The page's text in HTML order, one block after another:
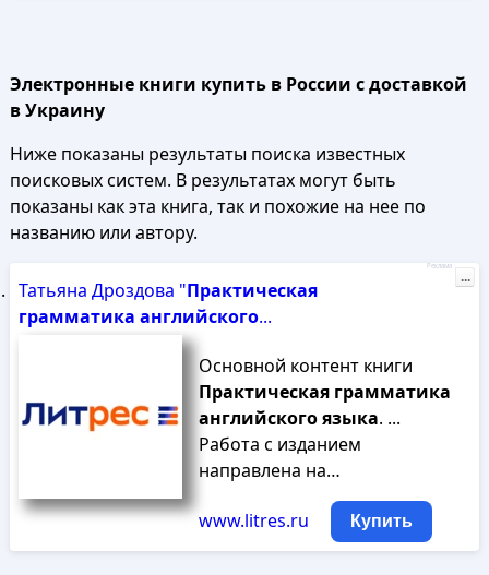
Электронные книги купить в России с доставкой
в Украину
Ниже показаны результаты поиска известных
поисковых систем. В результатах могут быть
показаны как эта книга, так и похожие на нее по
названию или автору.
Татьяна Дроздова "Практическая
грамматика английского...
Основной контент книги
Практическая грамматика
английскогоязыка. ...
Работа с изданием
направлена на…
www.litres.ru Купить
Реклама
...